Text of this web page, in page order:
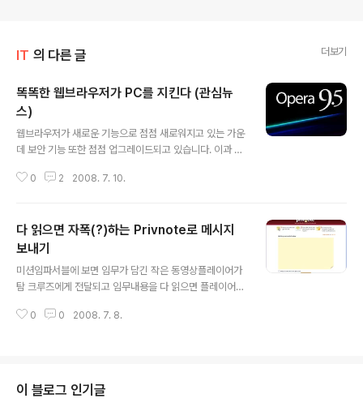
IT 의 다른 글 더보기
똑똑한 웹브라우저가 PC를 지킨다 (관심뉴
스)
웹브라우저가 새로운 기능으로 점점 새로워지고 있는 가운
데 보안 기능 또한 점점 업그레이드되고 있습니다. 이과 관
한 웹브라우저가 PC를 지킨다 김태정 기자(tjkim@zdne
에 있어 중요한 요소로 떠올랐다. 단순한 인터넷 서핑 기능
을 넘어 각종 피싱과 악성코드로부터 PC를 보호하는 보안
기능으로 '완전무장'하고 있는 것이다. ■ IE8, ‘XSS 스크
립트’ 공격 방어 보안 기능이 들어간 웹브라우저중 주목할
만한 것은 마이크로소프트(MS)가 올 하반기 출시할 IE8. I
E는 비록 파이어폭스의 추격에 시달리고 있지만 여전히 시
0 2 2008. 7. 10.
다 읽으면 자폭(?)하는 Privnote로 메시지
보내기
미션임파서블에 보면 임무가 담긴 작은 동영상플레이어가
탐 크루즈에게 전달되고 임무내용을 다 읽으면 플레이어가
셈이지요. 이것과 비슷한 기능을 가진 재미있는 서비스가
ost-it" 버튼을 누르시면 메시지가 저장된 링크가 나타납
니다. 이 링크를 복사해서 메일로 보내면 상대방이 링크를
0 0 2008. 7. 8.
이 블로그 인기글